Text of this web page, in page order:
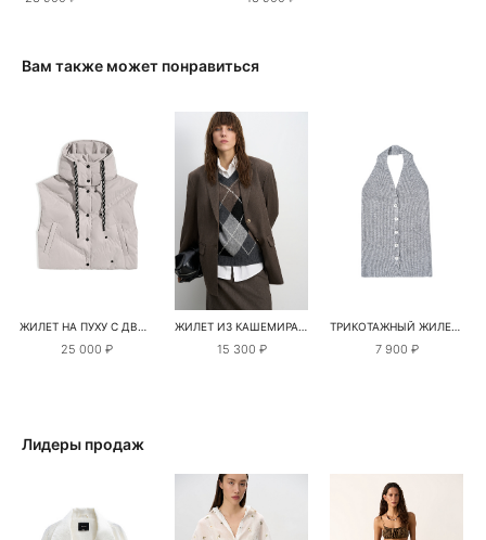
Вам также может понравиться
ЖИЛЕТ НА ПУХУ С ДВОЙНОЙ ОТСТРОЧКОЙ
25 000 ₽
ЖИЛЕТ ИЗ КАШЕМИРА С УЗОРОМ АРГАЙЛ
15 300 ₽
ТРИКОТАЖНЫЙ ЖИЛЕТ С ВЫРЕЗОМ ХАЛТЕР
7 900 ₽
Лидеры продаж